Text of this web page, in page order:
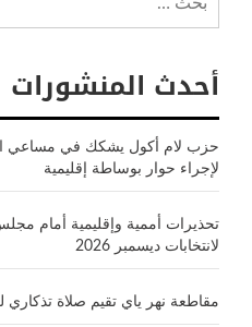
عن:
أحدث المنشورات
حزب لام أكول يشكك في مساعي
لإجراء حوار بوساطة إقليمية
تحذيرات أممية وإقليمية أمام
لانتخابات ديسمبر 2026
مقاطعة نهر ياي تقيم صلاة